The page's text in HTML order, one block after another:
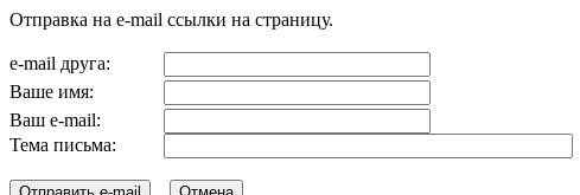
Отправка на e-mail ссылки на страницу.
e-mail друга:
Ваше имя:
Ваш e-mail:
Тема письма: